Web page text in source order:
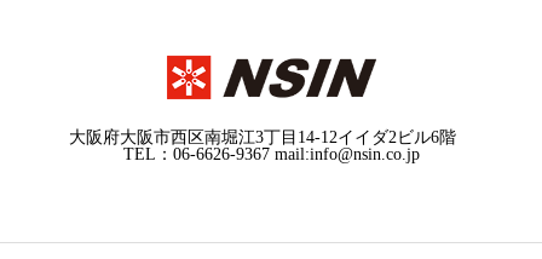
大阪府大阪市西区南堀江3丁目14-12イイダ2ビル6階
TEL：06-6626-9367 mail:info@nsin.co.jp